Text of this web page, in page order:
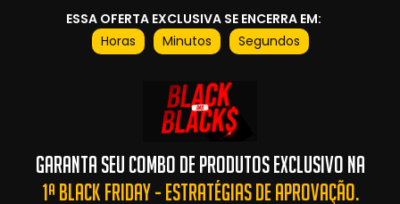
ESSA OFERTA EXCLUSIVA SE ENCERRA EM:
Horas
Minutos Segundos
Garanta Seu Combo De Produtos Exclusivo Na
1ª BLACK FRIDAY - ESTRATÉGIAS DE APROVAÇÃO.